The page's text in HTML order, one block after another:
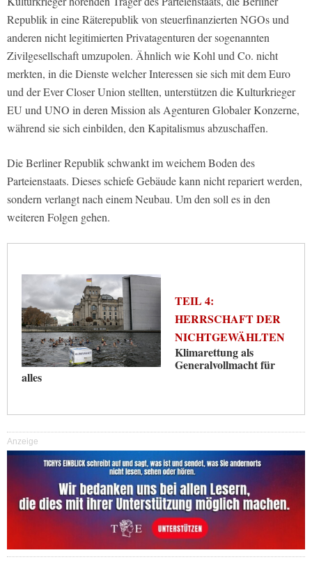
Republik in eine Räterepublik von steuerfinanzierten NGOs und
anderen nicht legitimierten Privatagenturen der sogenannten
Zivilgesellschaft umzupolen. Ähnlich wie Kohl und Co. nicht
merkten, in die Dienste welcher Interessen sie sich mit dem Euro
und der Ever Closer Union stellten, unterstützen die Kulturkrieger
EU und UNO in deren Mission als Agenturen Globaler Konzerne,
während sie sich einbilden, den Kapitalismus abzuschaffen.
Die Berliner Republik schwankt im weichem Boden des
Parteienstaats. Dieses schiefe Gebäude kann nicht repariert werden,
sondern verlangt nach einem Neubau. Um den soll es in den
weiteren Folgen gehen.
TEIL 4:
HERRSCHAFT DER
NICHTGEWÄHLTEN
Klimarettung als
Generalvollmacht für
alles
Anzeige